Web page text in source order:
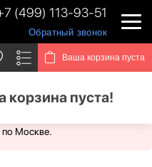
(499) 113-93-51
Обратный звонок
Ваша корзина пуста
корзина пуста!
Для Вас доступен
по Москве.